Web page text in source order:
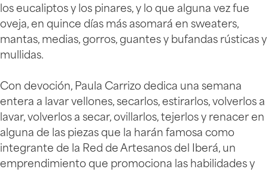
los eucaliptos y los pinares, y lo que alguna vez fue
oveja, en quince días más asomará en sweaters,
mantas, medias, gorros, guantes y bufandas rústicas y
mullidas.
Con devoción, Paula Carrizo dedica una semana
entera a lavar vellones, secarlos, estirarlos, volverlos a
lavar, volverlos a secar, ovillarlos, tejerlos y renacer en
alguna de las piezas que la harán famosa como
integrante de la Red de Artesanos del Iberá, un
emprendimiento que promociona las habilidades y